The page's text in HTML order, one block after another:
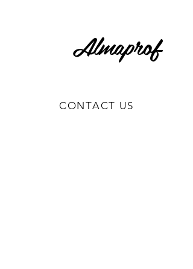
Almaprof
CONTACT US